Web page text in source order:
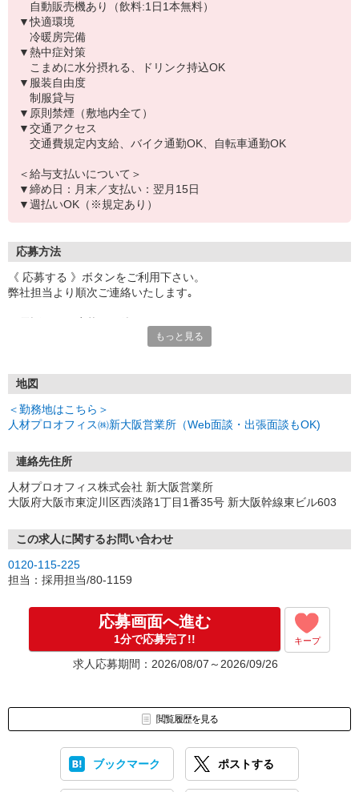
自動販売機あり（飲料:1日1本無料）
▼快適環境
冷暖房完備
▼熱中症対策
こまめに水分摂れる、ドリンク持込OK
▼服装自由度
制服貸与
▼原則禁煙（敷地内全て）
▼交通アクセス
交通費規定内支給、バイク通勤OK、自転車通勤OK
＜給与支払いについて＞
▼締め日：月末／支払い：翌月15日
▼週払いOK（※規定あり）
応募方法
《 応募する 》ボタンをご利用下さい。
弊社担当より順次ご連絡いたします｡
もっと見る
地図
＜勤務地はこちら＞
人材プロオフィス㈱新大阪営業所（Web面談・出張面談もOK)
連絡先住所
人材プロオフィス株式会社 新大阪営業所
大阪府大阪市東淀川区西淡路1丁目1番35号 新大阪幹線東ビル603
この求人に関するお問い合わせ
0120-115-225
担当：採用担当/80-1159
応募画面へ進む
1分で応募完了!! キープ
求人応募期間：2026/08/07～2026/09/26
閲覧履歴を見る
ブックマーク ポストする